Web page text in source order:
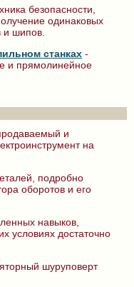
безопасности,
одинаковых
и шипов.
станках -
и прямолинейное
и
на
подробно
оборотов и его
навыков,
условиях достаточно
шуруповерт